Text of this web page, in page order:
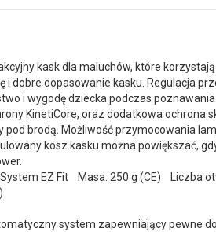
kask dla maluchów, które
dobre dopasowanie kasku. Regulacja
i wygodę dziecka podczas
KinetiCore, oraz dodatkowa
pod brodą. Możliwość przymocowania
kosz kasku można powiększać,
EZ Fit Masa: 250 g (CE) Liczba
system zapewniający pewne